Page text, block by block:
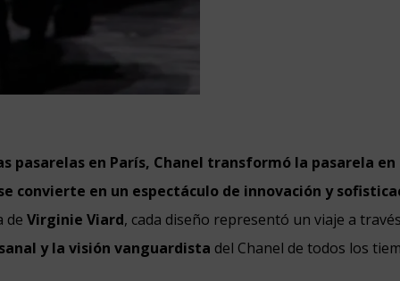
pasarelas en París, Chanel transformó la pasarela
convierte en un espectáculo de innovación y
deVirginie Viard, cada diseño representó un viaje a
y la visión vanguardista del Chanel de todos los